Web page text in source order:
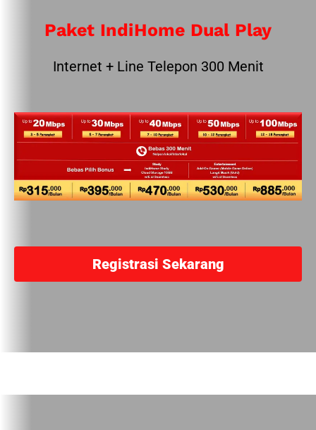
Paket IndiHome Dual Play
Internet + Line Telepon 300 Menit
Registrasi Sekarang